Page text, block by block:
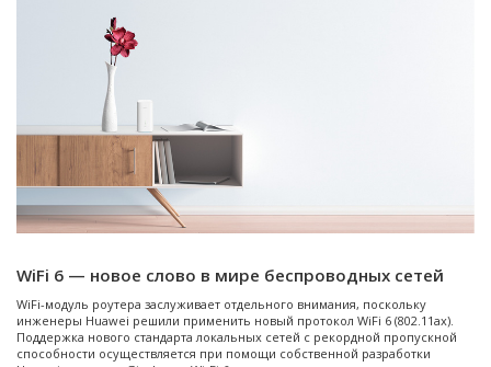
WiFi 6 — новое слово в мире беспроводных сетей
WiFi-модуль роутера заслуживает отдельного внимания, поскольку
инженеры Huawei решили применить новый протокол WiFi 6 (802.11ax).
Поддержка нового стандарта локальных сетей с рекордной пропускной
способности осуществляется при помощи собственной разработки